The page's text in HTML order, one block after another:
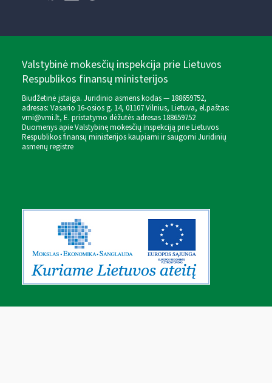
Valstybinė mokesčių inspekcija prie Lietuvos
Respublikos finansų ministerijos
Biudžetinė įstaiga. Juridinio asmens kodas — 188659752,
adresas: Vasario 16-osios g. 14, 01107 Vilnius, Lietuva, el.paštas:
vmi@vmi.lt, E. pristatymo dėžutės adresas 188659752
Duomenys apie Valstybinę mokesčių inspekciją prie Lietuvos
Respublikos finansų ministerijos kaupiami ir saugomi Juridinių
asmenų registre